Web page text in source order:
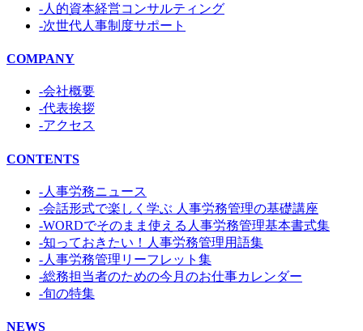
-人的資本経営コンサルティング
-次世代人事制度サポート
COMPANY
-会社概要
-代表挨拶
-アクセス
CONTENTS
-人事労務ニュース
-会話形式で楽しく学ぶ 人事労務管理の基礎講座
-WORDでそのまま使える人事労務管理基本書式集
-知っておきたい！人事労務管理用語集
-人事労務管理リーフレット集
-総務担当者のための今月のお仕事カレンダー
-旬の特集
NEWS